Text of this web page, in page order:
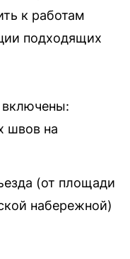
к работам
подходящих
швов на
(от площади
набережной)